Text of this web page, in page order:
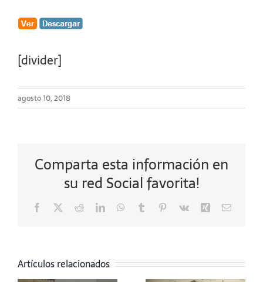
[divider]
agosto 10, 2018
Comparta esta información en
su red Social favorita!
Facebook RedditLinkedInWhatsApp
Tumblr Pinterest
Vk Xing Correo
Artículos relacionados
CME con
CME con el